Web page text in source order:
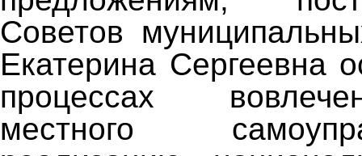
Советов
Екатерина Сергеевна
процессах
местного